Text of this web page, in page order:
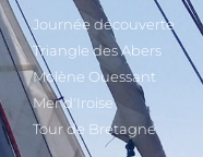
Journée découverte
Triangle des Abers
Molène Ouessant
Mer d'Iroise
Tour de Bretagne